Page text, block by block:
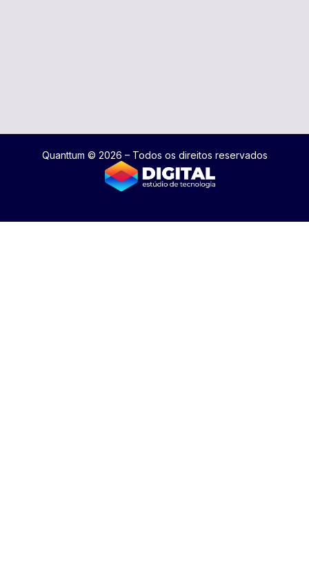
Quanttum © 2026 – Todos os direitos reservados